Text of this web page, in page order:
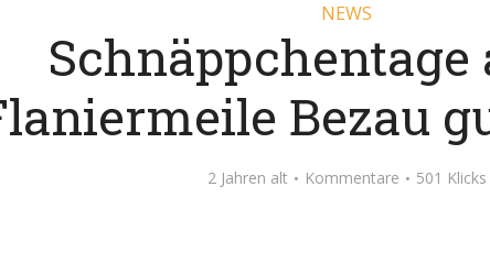
NEWS
Schnäppchentage
Bezau
2 Jahren alt Kommentare 501 Klicks